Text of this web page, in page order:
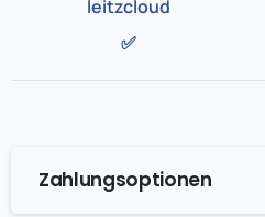
✅
Zahlungsoptionen